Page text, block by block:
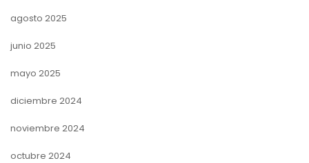
agosto 2025
junio 2025
mayo 2025
diciembre 2024
noviembre 2024
octubre 2024